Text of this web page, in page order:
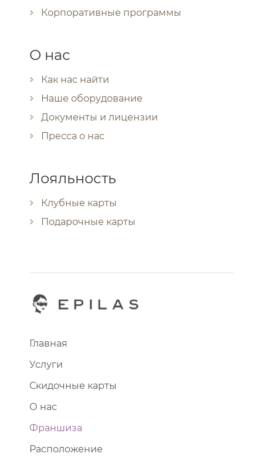
Корпоративные программы
О нас
Как нас найти
Наше оборудование
Документы и лицензии
Пресса о нас
Лояльность
Клубные карты
Подарочные карты
Главная
Услуги
Скидочные карты
О нас
Франшиза
Расположение